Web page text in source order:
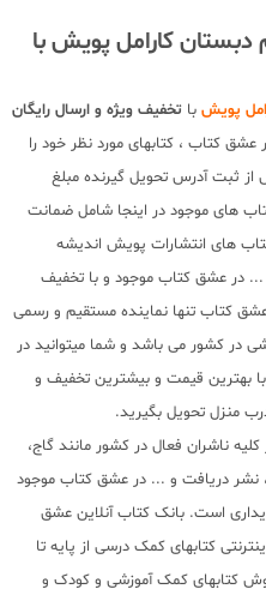
کارامل پویش با
پویش با تخفیف ویژه و ارسال رایگان
کتاب ، کتابهای مورد نظر خود را
ثبت آدرس تحویل گیرنده مبلغ
های موجود در اینجا شامل ضمانت
های انتشارات پویش اندیشه
به پا ، نیترو ، 31 استان و ... در عشق کتاب موجود و با تخفیف
کتاب تنها نماینده مستقیم و رسمی
در کشور می باشد و شما میتوانید در
با بهترین قیمت و بیشترین تخفیف و
منزل تحویل بگیرید.
ناشران فعال در کشور مانند گاج،
نشر دریافت و ... در عشق کتاب موجود
است. بانک کتاب آنلاین عشق
کتابهای کمک درسی از پایه تا
توزیع و فروش کتابهای کمک آموزشی و کودک و